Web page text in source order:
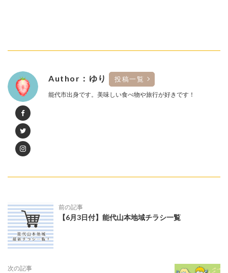
Author：ゆり 投稿一覧
能代市出身です。美味しい食べ物や旅行が好きです！
前の記事
【6月3日付】能代山本地域チラシ一覧
次の記事